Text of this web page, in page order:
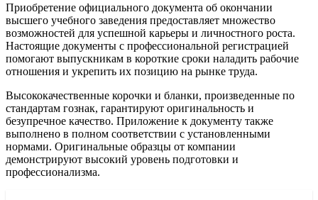
Приобретение официального документа об окончании
высшего учебного заведения предоставляет множество
возможностей для успешной карьеры и личностного роста.
Настоящие документы с профессиональной регистрацией
помогают выпускникам в короткие сроки наладить рабочие
отношения и укрепить их позицию на рынке труда.
Высококачественные корочки и бланки, произведенные по
стандартам гознак, гарантируют оригинальность и
безупречное качество. Приложение к документу также
выполнено в полном соответствии с установленными
нормами. Оригинальные образцы от компании
демонстрируют высокий уровень подготовки и
профессионализма.